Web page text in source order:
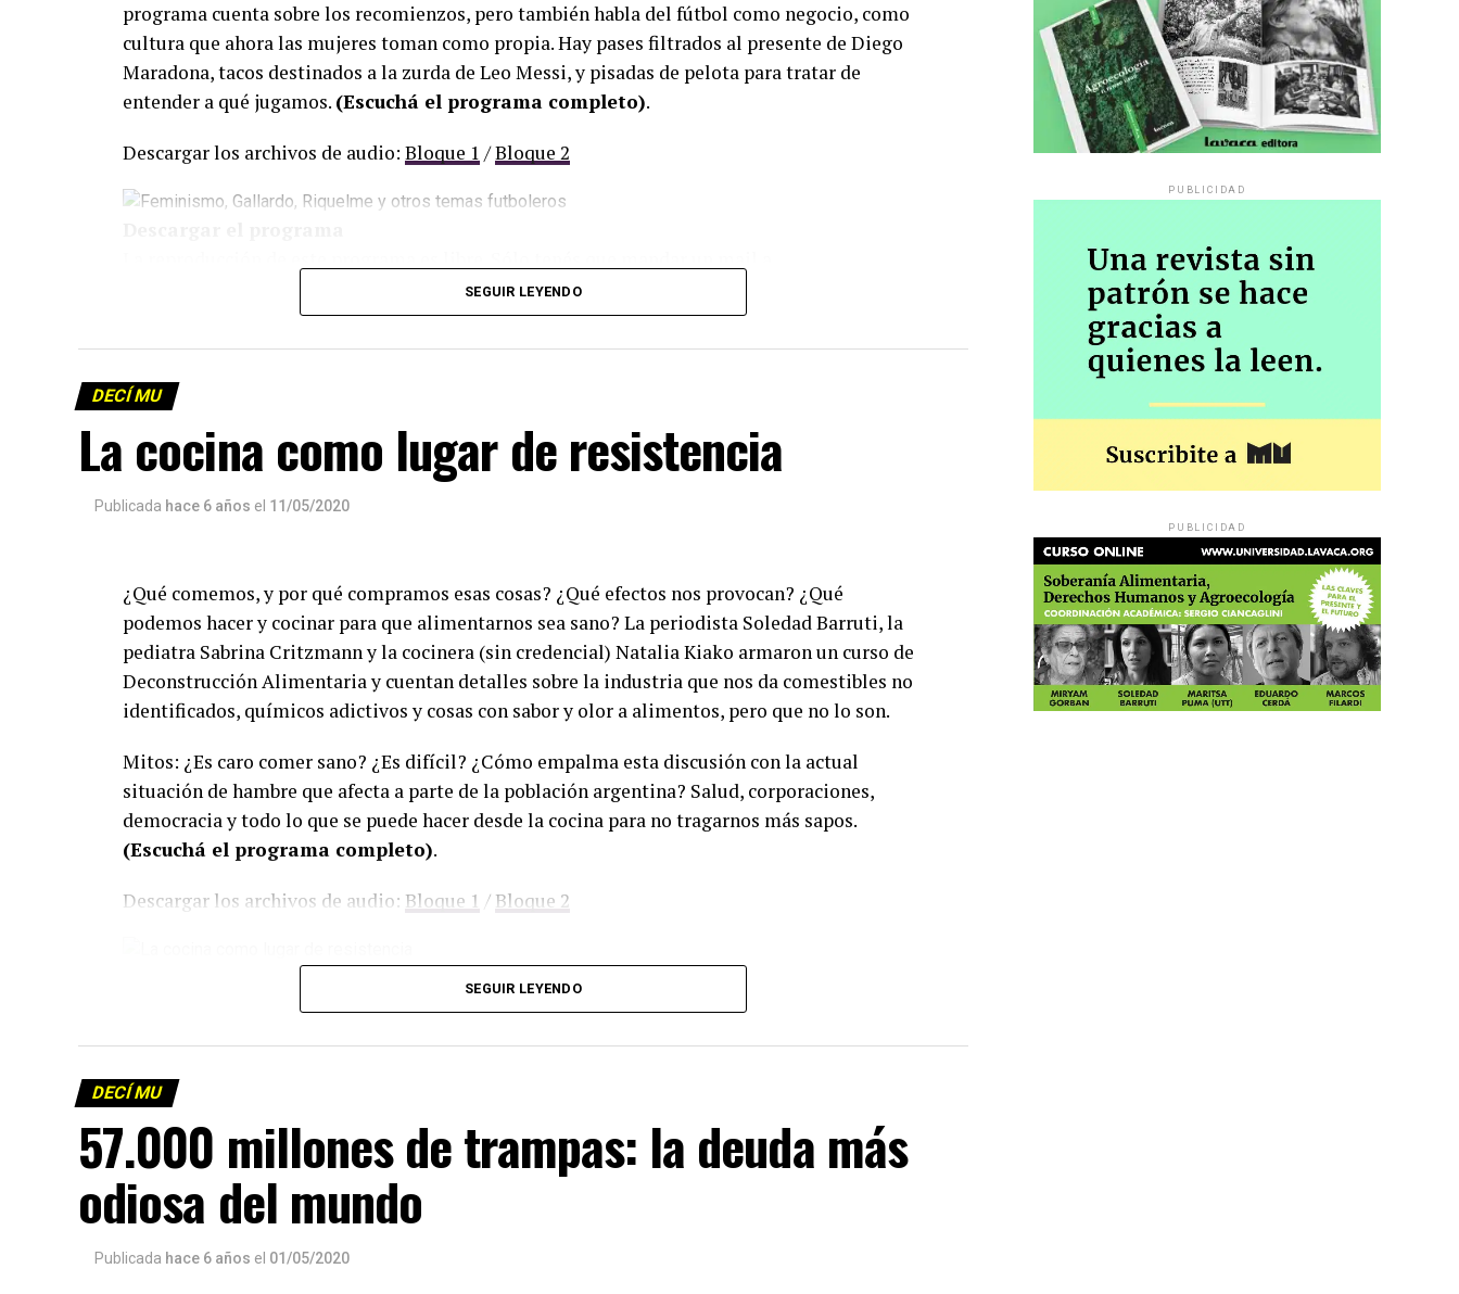
programa cuenta sobre los recomienzos, pero también habla del fútbol como negocio, como
cultura que ahora las mujeres toman como propia. Hay pases filtrados al presente de Diego
Maradona, tacos destinados a la zurda de Leo Messi, y pisadas de pelota para tratar de
entender a qué jugamos. (Escuchá el programa completo).
Descargar los archivos de audio: Bloque 1 /Bloque 2
para emitir todos los programas de Decí MU
SEGUIR LEYENDO
DECÍ MU
La cocina como lugar de resistencia
Publicada hace 6 años el 11/05/2020
¿Qué comemos, y por qué compramos esas cosas? ¿Qué efectos nos provocan? ¿Qué
podemos hacer y cocinar para que alimentarnos sea sano? La periodista Soledad Barruti, la
pediatra Sabrina Critzmann y la cocinera (sin credencial) Natalia Kiako armaron un curso de
Deconstrucción Alimentaria y cuentan detalles sobre la industria que nos da comestibles no
identificados, químicos adictivos y cosas con sabor y olor a alimentos, pero que no lo son.
Mitos: ¿Es caro comer sano? ¿Es difícil? ¿Cómo empalma esta discusión con la actual
situación de hambre que afecta a parte de la población argentina? Salud, corporaciones,
democracia y todo lo que se puede hacer desde la cocina para no tragarnos más sapos.
(Escuchá el programa completo).
Descargar los archivos de audio: Bloque 1 / Bloque 2
Descargar el programa
SEGUIR LEYENDO
DECÍ MU
57.000 millones de trampas: la deuda más
odiosa del mundo
Publicada hace 6 años el 01/05/2020
PUBLICIDAD
PUBLICIDAD